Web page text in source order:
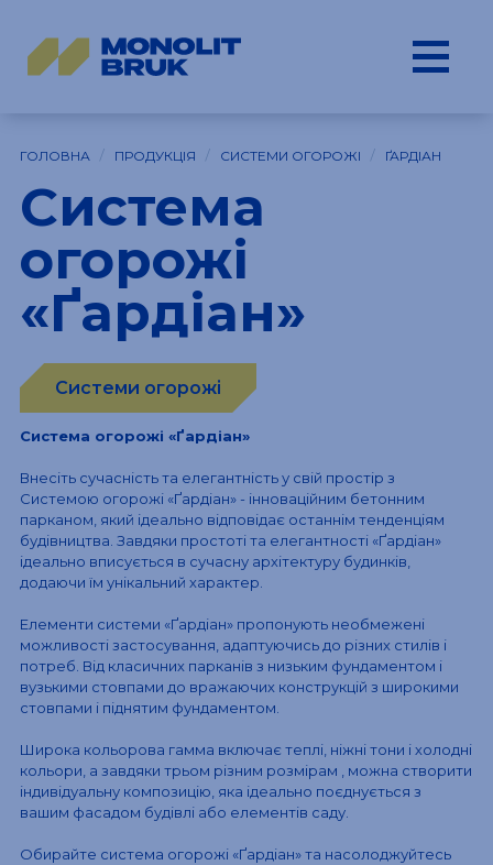
ГОЛОВНА / ПРОДУКЦІЯ / СИСТЕМИ ОГОРОЖІ / ҐАРДІАН
Система
огорожі
«Ґардіан»
Системи огорожі
Система огорожі «Ґардіан»
Внесіть сучасність та елегантність у свій простір з
Системою огорожі «Ґардіан» - інноваційним бетонним
парканом, який ідеально відповідає останнім тенденціям
будівництва. Завдяки простоті та елегантності «Ґардіан»
ідеально вписується в сучасну архітектуру будинків,
додаючи їм унікальний характер.
Елементи системи «Ґардіан» пропонують необмежені
можливості застосування, адаптуючись до різних стилів і
потреб. Від класичних парканів з низьким фундаментом і
вузькими стовпами до вражаючих конструкцій з широкими
стовпами і піднятим фундаментом.
Широка кольорова гамма включає теплі, ніжні тони і холодні
кольори, а завдяки трьом різним розмірам , можна створити
індивідуальну композицію, яка ідеально поєднується з
вашим фасадом будівлі або елементів саду.
Обирайте система огорожі «Ґардіан» та насолоджуйтесь